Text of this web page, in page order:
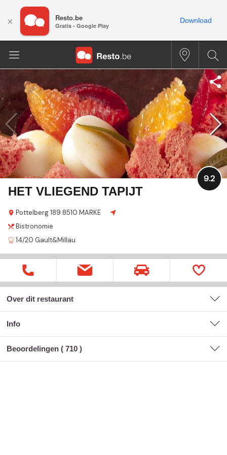
HET VLIEGEND TAPIJT
Pottelberg 189 8510 MARKE
9.2
Bistronomie
14/20 Gault&Millau
Over dit restaurant
Info
Beoordelingen ( 710 )
× Resto.be
Gratis - Google Play
Download